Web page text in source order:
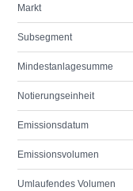
Markt
Subsegment
Mindestanlagesumme
Notierungseinheit
Emissionsdatum
Emissionsvolumen
Umlaufendes Volumen